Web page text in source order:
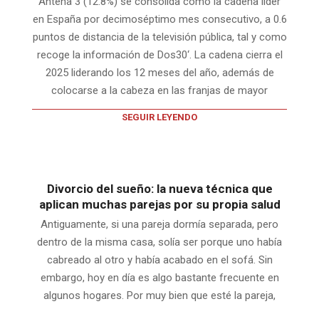
en España por decimoséptimo mes consecutivo, a 0.6
puntos de distancia de la televisión pública, tal y como
recoge la información de Dos30‘. La cadena cierra el
2025 liderando los 12 meses del año, además de
colocarse a la cabeza en las franjas de mayor
SEGUIR LEYENDO
Divorcio del sueño: la nueva técnica que
aplican muchas parejas por su propia salud
Antiguamente, si una pareja dormía separada, pero
dentro de la misma casa, solía ser porque uno había
cabreado al otro y había acabado en el sofá. Sin
embargo, hoy en día es algo bastante frecuente en
algunos hogares. Por muy bien que esté la pareja,